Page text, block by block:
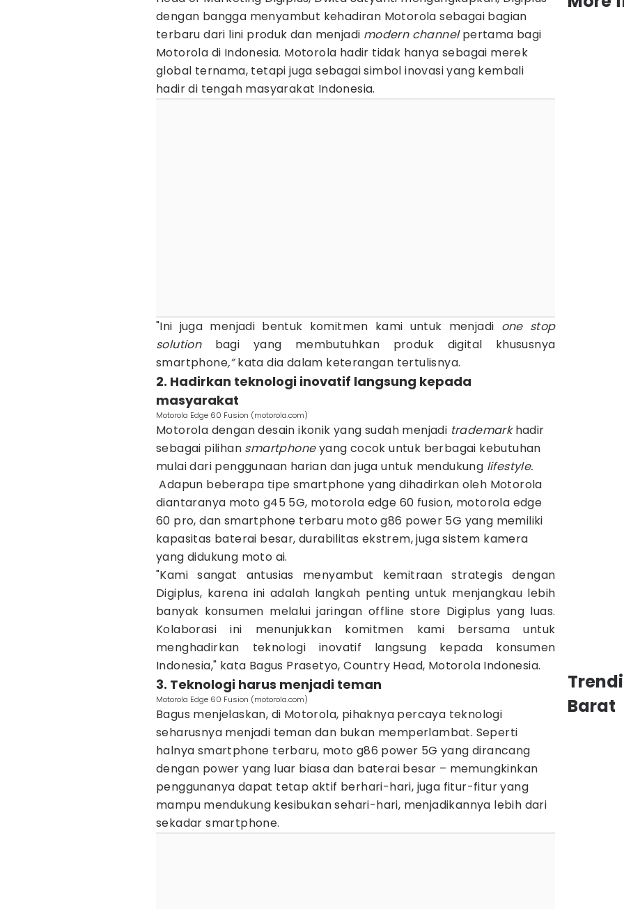
dengan bangga menyambut kehadiran Motorola sebagai bagian
terbaru dari lini produk dan menjadi modern channelpertama bagi
Motorola di Indonesia. Motorola hadir tidak hanya sebagai merek
global ternama, tetapi juga sebagai simbol inovasi yang kembali
hadir di tengah masyarakat Indonesia.
"Ini juga menjadi bentuk komitmen kami untuk menjadi one stop
solution bagi yang membutuhkan produk digital khususnya
smartphone,”kata dia dalam keterangan tertulisnya.
2. Hadirkan teknologi inovatif langsung kepada
masyarakat
Motorola Edge 60 Fusion (motorola.com)
Motorola dengan desain ikonik yang sudah menjadi trademarkhadir
sebagai pilihan smartphoneyang cocok untuk berbagai kebutuhan
mulai dari penggunaan harian dan juga untuk mendukung lifestyle.
Adapun beberapa tipe smartphone yang dihadirkan oleh Motorola
diantaranya moto g45 5G, motorola edge 60 fusion, motorola edge
60 pro, dan smartphone terbaru moto g86 power 5G yang memiliki
kapasitas baterai besar, durabilitas ekstrem, juga sistem kamera
yang didukung moto ai.
"Kami sangat antusias menyambut kemitraan strategis dengan
Digiplus, karena ini adalah langkah penting untuk menjangkau lebih
banyak konsumen melalui jaringan offline store Digiplus yang luas.
Kolaborasi ini menunjukkan komitmen kami bersama untuk
menghadirkan teknologi inovatif langsung kepada konsumen
Indonesia," kata Bagus Prasetyo, Country Head, Motorola Indonesia.
3. Teknologi harus menjadi teman
Motorola Edge 60 Fusion (motorola.com)
Bagus menjelaskan, di Motorola, pihaknya percaya teknologi
seharusnya menjadi teman dan bukan memperlambat. Seperti
halnya smartphone terbaru, moto g86 power 5G yang dirancang
dengan power yang luar biasa dan baterai besar – memungkinkan
penggunanya dapat tetap aktif berhari-hari, juga fitur-fitur yang
mampu mendukung kesibukan sehari-hari, menjadikannya lebih dari
sekadar smartphone.
Barat